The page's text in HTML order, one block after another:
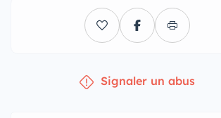
Signaler un abus